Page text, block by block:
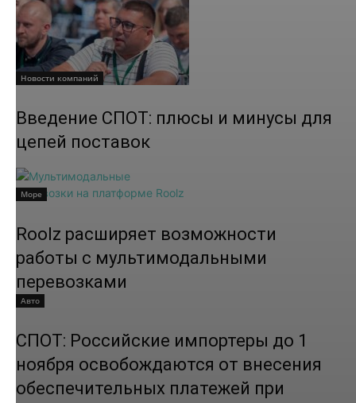
Новости компаний
Введение СПОТ: плюсы и минусы для
цепей поставок
Море
Roolz расширяет возможности
работы с мультимодальными
перевозками
Авто
СПОТ: Российские импортеры до 1
ноября освобождаются от внесения
обеспечительных платежей при